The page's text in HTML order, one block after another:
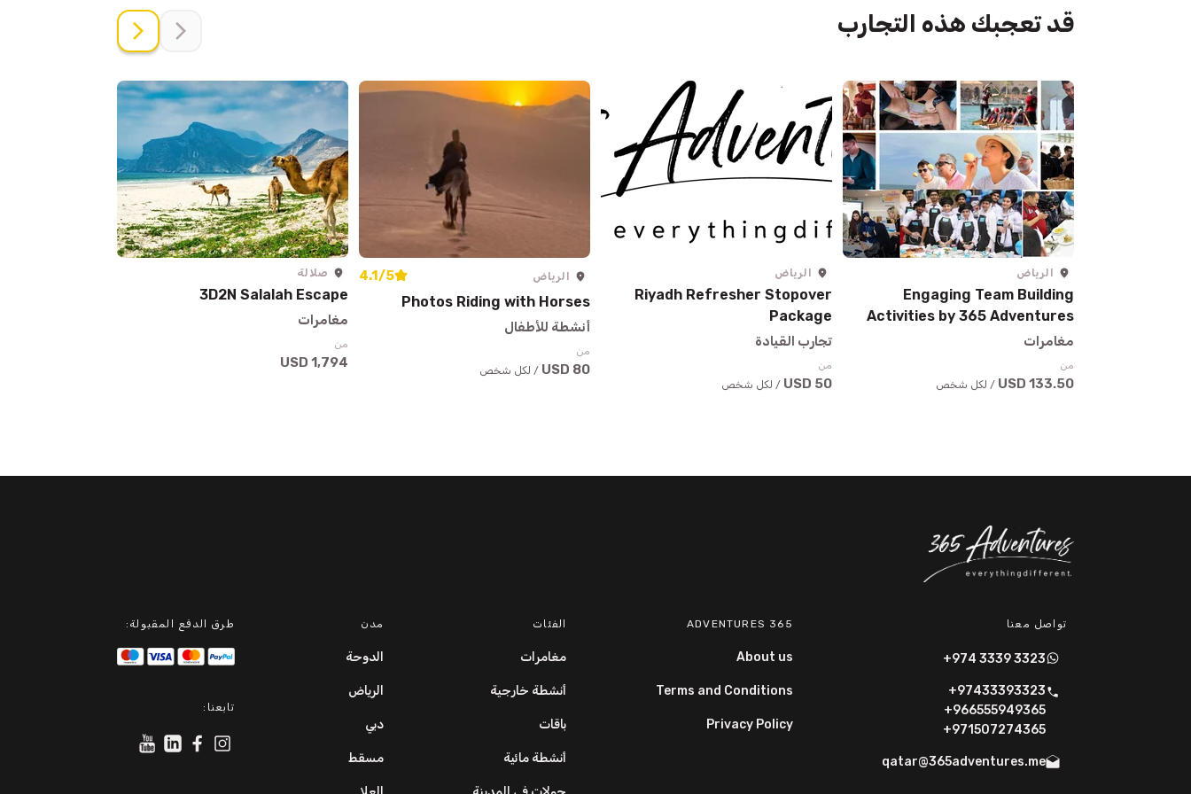
قد تعجبك هذه التجارب
الرياض
Engaging Team Building
Activities by 365 Adventures
مغامرات
من
133.50 USD / لكل شخص
الرياض
Riyadh Refresher Stopover
Package
تجارب القيادة
من
50 USD / لكل شخص
الرياض 4.1/5
Photos Riding with Horses
أنشطة للأطفال
من
80 USD / لكل شخص
صلالة
3D2N Salalah Escape
مغامرات
من
1,794 USD
تواصل معنا
+974 3339 3323
+97433393323
+966555949365
+971507274365
qatar@365adventures.me
365 ADVENTURES
About us
Terms and Conditions
Privacy Policy
الفئات
مغامرات
أنشطة خارجية
باقات
أنشطة مائية
مدن
الدوحة
الرياض
دبي
مسقط
طرق الدفع المقبولة:
تابعنا: